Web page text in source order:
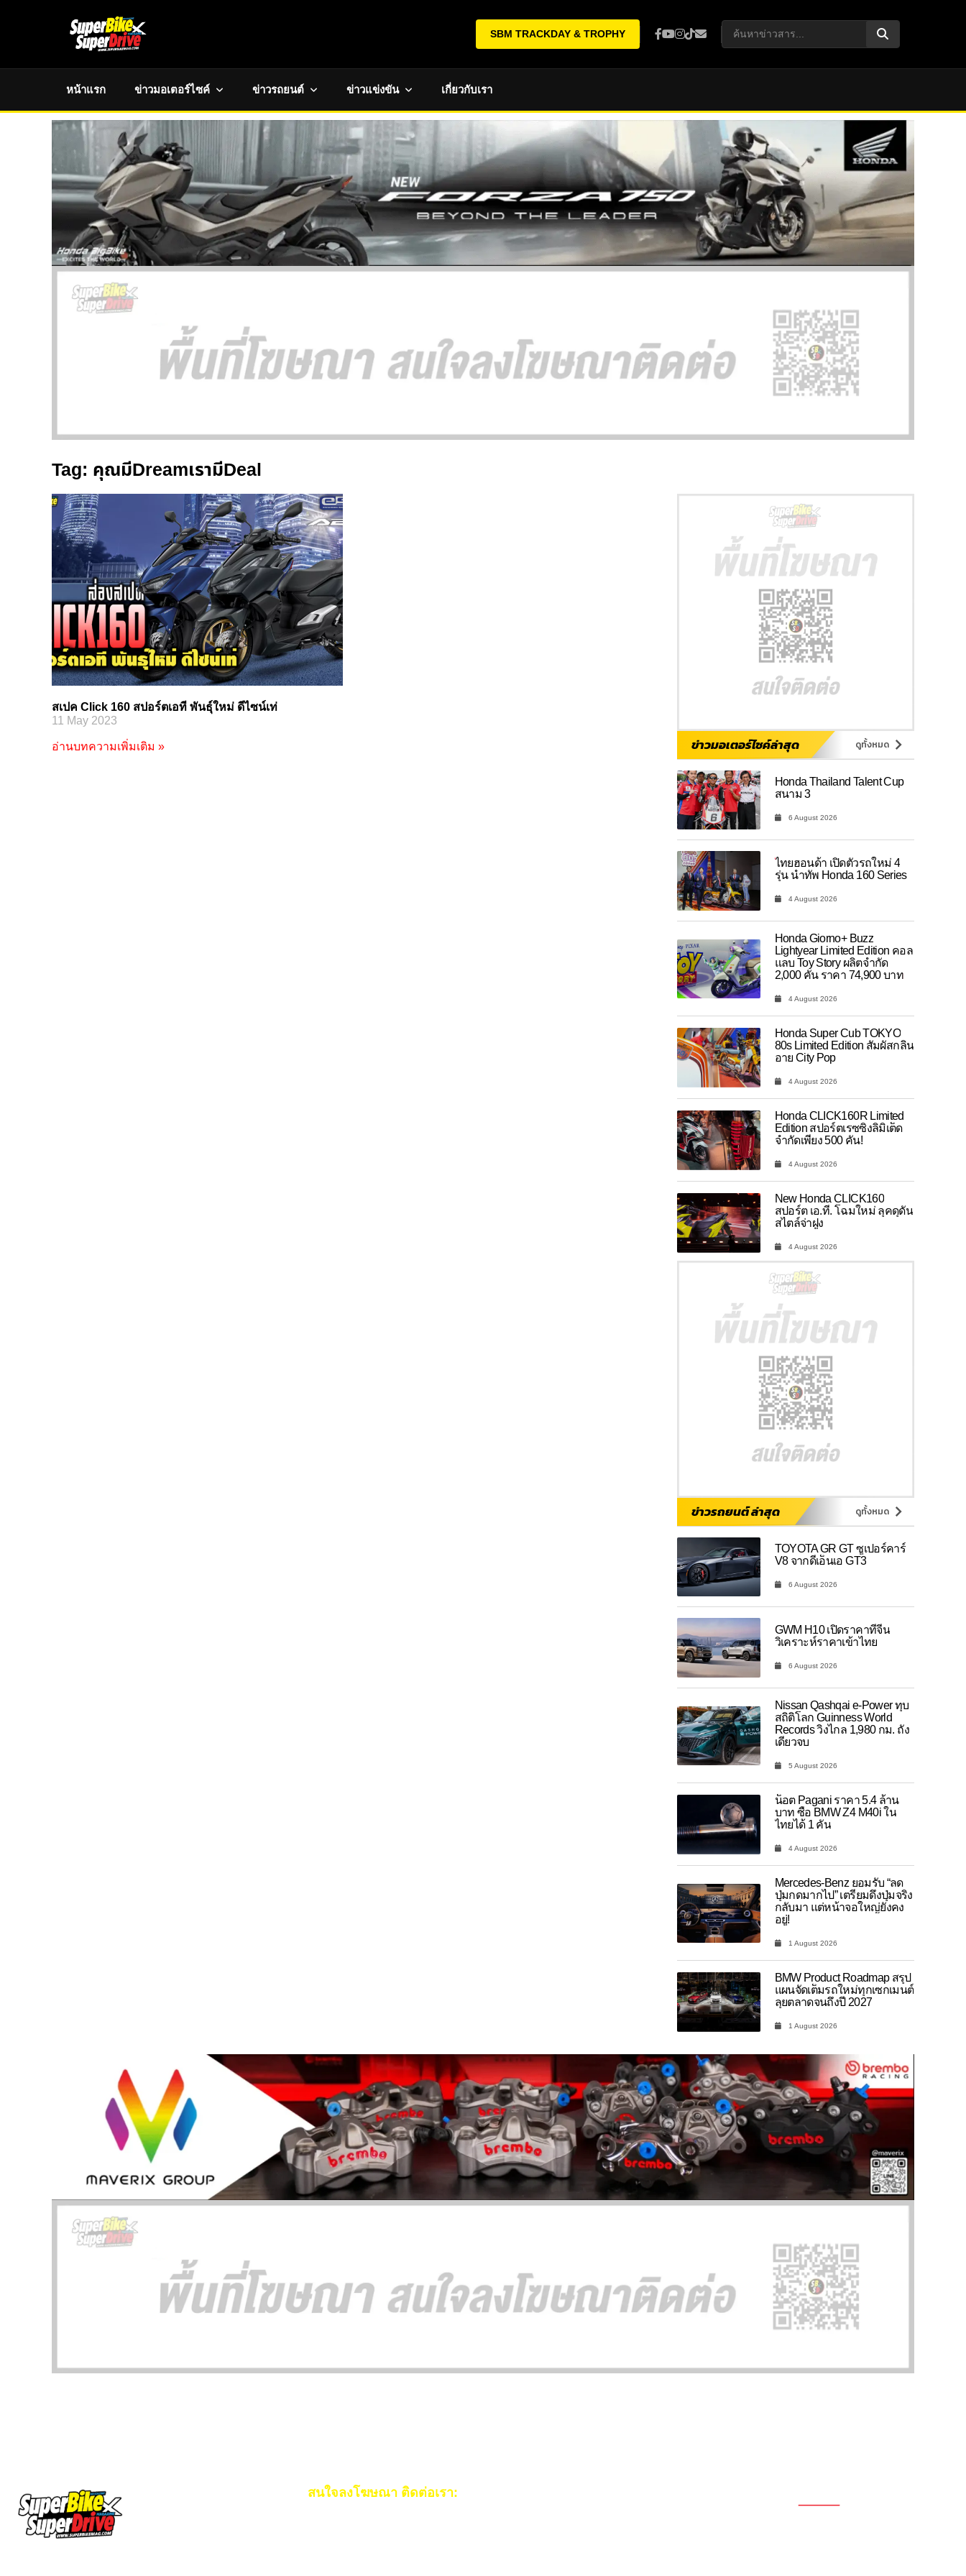
SBM TRACKDAY & TROPHY
หน้าแรก ข่าวมอเตอร์ไซค์ ข่าวรถยนต์ ข่าวแข่งขัน เกี่ยวกับเรา
Tag: คุณมีDreamเรามีDeal
สเปค Click 160 สปอร์ตเอที พันธุ์ใหม่ ดีไซน์เท่
11 May 2023
อ่านบทความเพิ่มเติม » ข่าวมอเตอร์ไซค์ล่าสุด ดูทั้งหมด
Honda Thailand Talent Cup
สนาม 3
6 August 2026
ไทยฮอนด้า เปิดตัวรถใหม่ 4
รุ่น นำทัพ Honda 160 Series
4 August 2026
Honda Giorno+ Buzz
Lightyear Limited Edition คอล
แลบ Toy Story ผลิตจำกัด
2,000 คัน ราคา 74,900 บาท
4 August 2026
Honda Super Cub TOKYO
80s Limited Edition สัมผัสกลิ่น
อาย City Pop
4 August 2026
Honda CLICK160R Limited
Edition สปอร์ตเรซซิ่งลิมิเต็ด
จำกัดเพียง 500 คัน!
4 August 2026
New Honda CLICK160
สปอร์ต เอ.ที. โฉมใหม่ ลุคดุดัน
สไตล์จ่าฝูง
4 August 2026
ข่าวรถยนต์ ล่าสุด ดูทั้งหมด
TOYOTA GR GT ซูเปอร์คาร์
V8 จากดีเอ็นเอ GT3
6 August 2026
GWM H10 เปิดราคาที่จีน
วิเคราะห์ราคาเข้าไทย
6 August 2026
Nissan Qashqai e-Power ทุบ
สถิติโลก Guinness World
Records วิ่งไกล 1,980 กม. ถัง
เดียวจบ
5 August 2026
น็อต Pagani ราคา 5.4 ล้าน
บาท ซื้อ BMW Z4 M40i ใน
ไทยได้ 1 คัน
4 August 2026
Mercedes-Benz ยอมรับ “ลด
ปุ่มกดมากไป” เตรียมดึงปุ่มจริง
กลับมา แต่หน้าจอใหญ่ยังคง
อยู่!
1 August 2026
BMW Product Roadmap สรุป
แผนจัดเต็มรถใหม่ทุกเซกเมนต์
ลุยตลาดจนถึงปี 2027
1 August 2026
สนใจลงโฆษณา ติดต่อเรา: